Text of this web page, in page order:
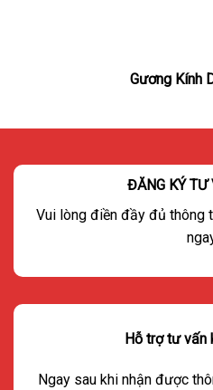
Gương Kính
ĐĂNG KÝ TƯ
Vui lòng điền đầy đủ thông
Hỗ trợ tư vấn
Ngay sau khi nhận được